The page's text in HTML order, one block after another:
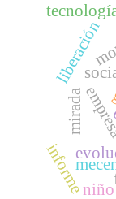
liberación
mirada
informeniño